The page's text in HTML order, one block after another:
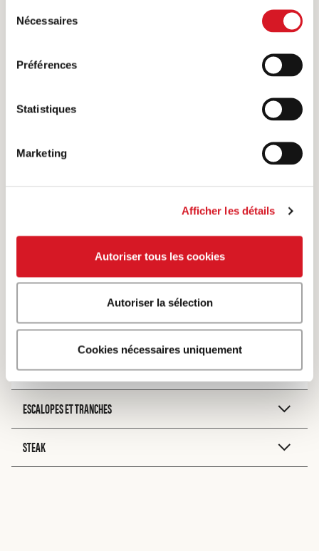
Nécessaires
Préférences
Statistiques
Marketing
Afficher les détails
Autoriser tous les cookies
Autoriser la sélection
Cookies nécessaires uniquement
Particulièrement appréciée en Suisse – la
viande sous forme d’émincé.
Sauter (saisir rapidement) Braiser
ESCALOPES ET TRANCHES
STEAK